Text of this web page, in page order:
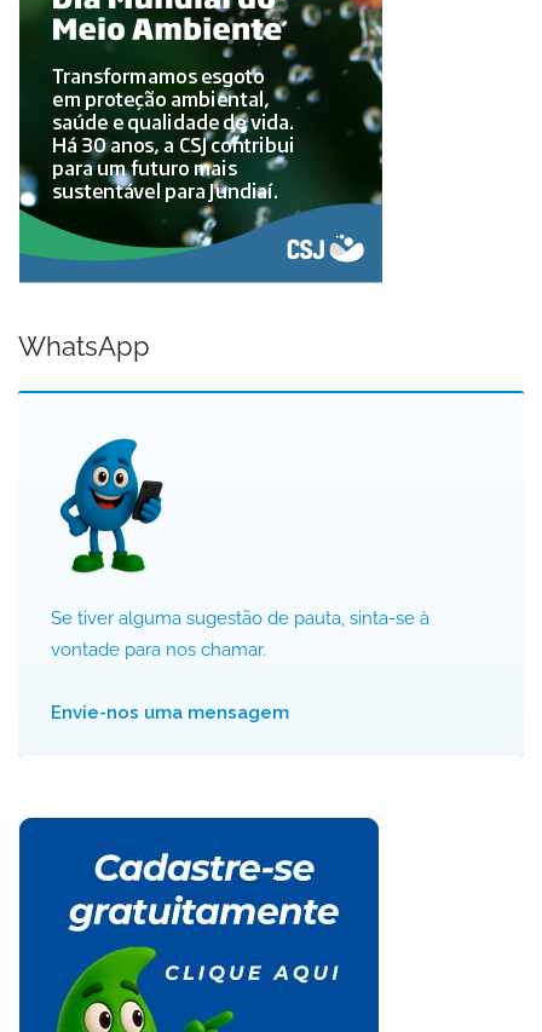
WhatsApp
Se tiver alguma sugestão de pauta, sinta-se à
vontade para nos chamar.
Envie-nos uma mensagem